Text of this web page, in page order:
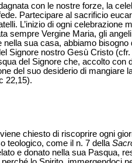
con le nostre forze, la
Partecipare al sacrificio
L’inizio di ogni celebrazione
sempre Vergine Maria, gli
sua casa, abbiamo bisogno
Signore nostro Gesù Cristo
del Signore che, accolto con
del suo desiderio di mangiare
22,15).
chiesto di riscoprire ogni
teologico, come il n. 7 della
e donato nella sua Pasqua,